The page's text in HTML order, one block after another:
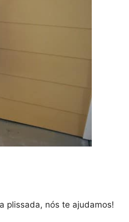
plissada, nós te ajudamos!